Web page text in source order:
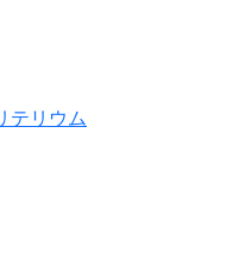
テリウム